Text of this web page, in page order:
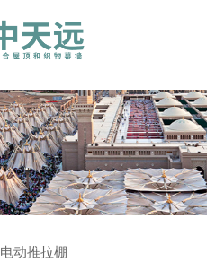
电动推拉棚